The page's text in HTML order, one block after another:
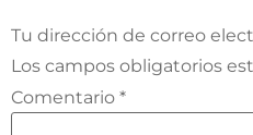
Tu dirección de correo
Los campos obligatorios
Comentario *